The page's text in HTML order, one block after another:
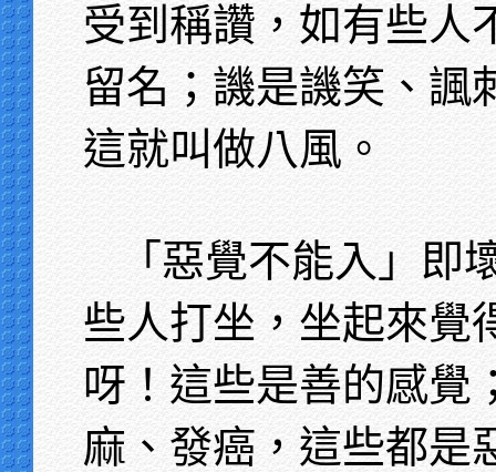
受到稱讚，如有些人
留名；譏是譏笑、諷
這就叫做八風。
「惡覺不能入」即
些人打坐，坐起來覺
呀！這些是善的感覺
麻、發癌，這些都是